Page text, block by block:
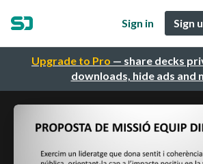
Upgrade to Pro — share decks
downloads, hide ads and
Sign in Sign